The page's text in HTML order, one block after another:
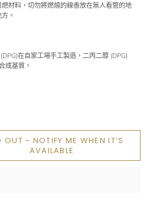
材料，切勿將燃燒的線香放在無人看管的地
。
在自家工場手工製造，二丙二醇 (DPG)
成基質。
OUT - NOTIFY ME WHEN IT’S
AVAILABLE